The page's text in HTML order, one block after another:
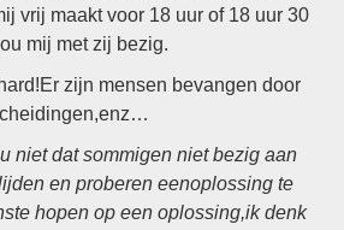
vrij maakt voor 18 uur of 18 uur 30
mij met zij bezig.
zijn mensen bevangen door
niet dat sommigen niet bezig aan
en proberen eenoplossing te
hopen op een oplossing,ik denk